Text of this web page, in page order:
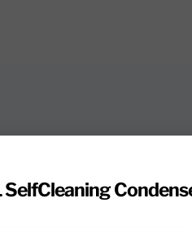
Deze wasdroger heeft een